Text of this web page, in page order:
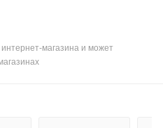
магазина и может